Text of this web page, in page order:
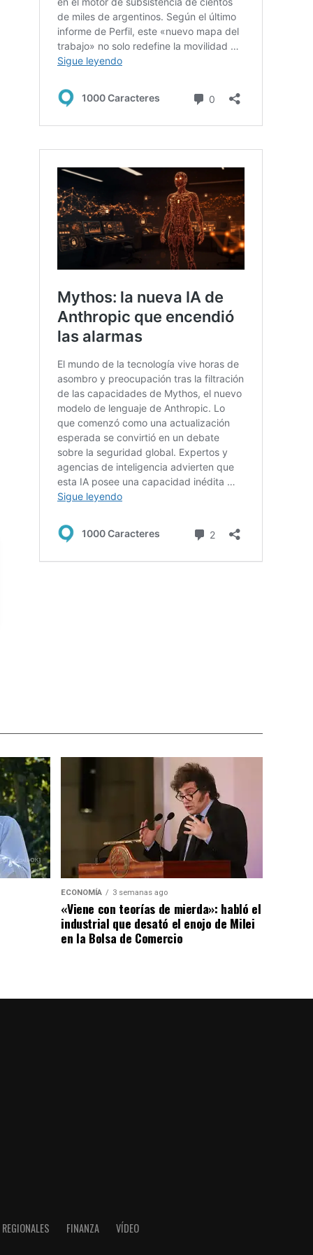
ECONOMÍA 3 semanas ago
«Viene con teorías de mierda»: habló el
industrial que desató el enojo de Milei
en la Bolsa de Comercio
REGIONALES FINANZA VÍDEO